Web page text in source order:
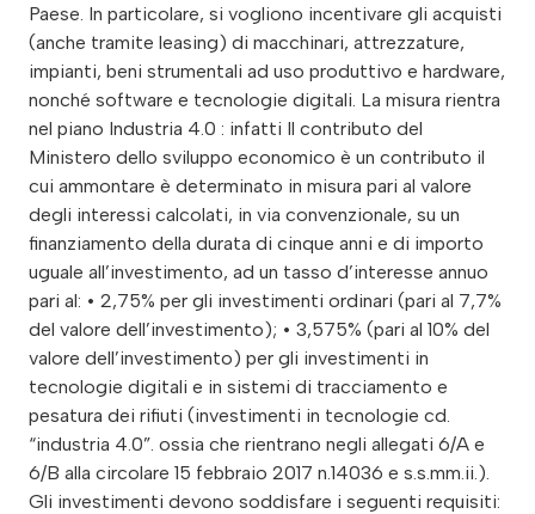
Paese. In particolare, si vogliono incentivare gli acquisti
(anche tramite leasing) di macchinari, attrezzature,
impianti, beni strumentali ad uso produttivo e hardware,
nonché software e tecnologie digitali. La misura rientra
nel piano Industria 4.0 : infatti Il contributo del
Ministero dello sviluppo economico è un contributo il
cui ammontare è determinato in misura pari al valore
degli interessi calcolati, in via convenzionale, su un
finanziamento della durata di cinque anni e di importo
uguale all’investimento, ad un tasso d’interesse annuo
pari al: • 2,75% per gli investimenti ordinari (pari al 7,7%
del valore dell’investimento); • 3,575% (pari al 10% del
valore dell’investimento) per gli investimenti in
tecnologie digitali e in sistemi di tracciamento e
pesatura dei rifiuti (investimenti in tecnologie cd.
“industria 4.0”. ossia che rientrano negli allegati 6/A e
6/B alla circolare 15 febbraio 2017 n.14036 e s.s.mm.ii.).
Gli investimenti devono soddisfare i seguenti requisiti: